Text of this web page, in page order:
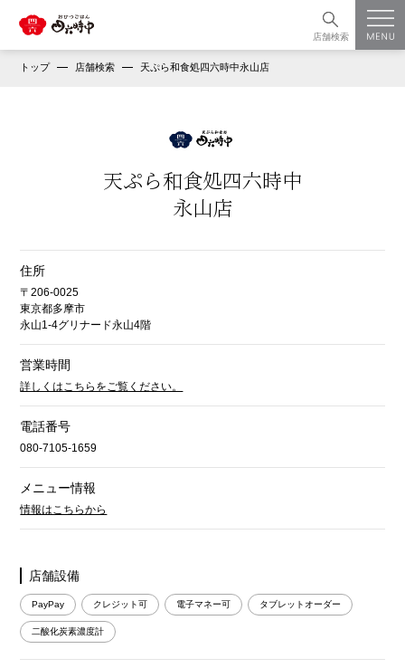
店舗検索
トップ 店舗検索 天ぷら和食処四六時中永山店
天ぷら和食処四六時中
永山店
住所
〒206-0025
東京都多摩市
永山1-4グリナード永山4階
営業時間
詳しくはこちらをご覧ください。
電話番号
080-7105-1659
メニュー情報
情報はこちらから
店舗設備
PayPay クレジット可 電子マネー可 タブレットオーダー
二酸化炭素濃度計